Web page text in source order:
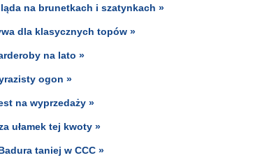
na brunetkach i szatynkach »
dla klasycznych topów »
na lato »
ogon »
na wyprzedaży »
ułamek tej kwoty »
taniej w CCC »